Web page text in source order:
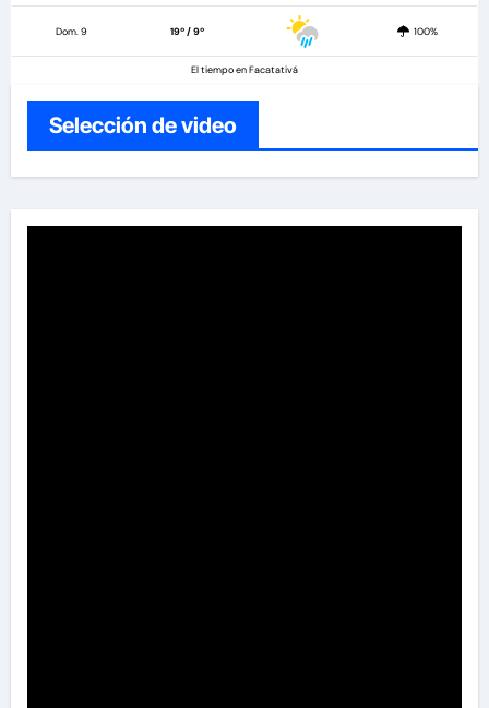
Dom. 9 19º / 9º 100%
El tiempo en Facatativá
Selección de video